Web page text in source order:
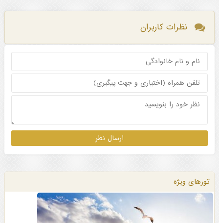
نظرات کاربران
تورهای ویژه